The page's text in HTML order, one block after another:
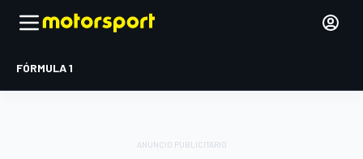
FÓRMULA 1